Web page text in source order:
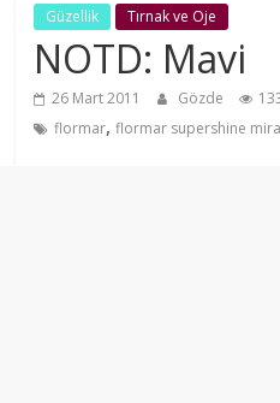
Güzellik Tırnak ve Oje
NOTD: Mavi
26 Mart 2011 Gözde
flormar,flormar supershine